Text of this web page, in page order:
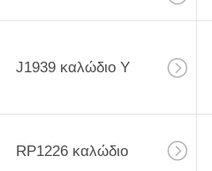
J1939 καλώδιο Υ
RP1226 καλώδιο